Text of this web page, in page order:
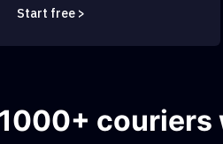
Start free >